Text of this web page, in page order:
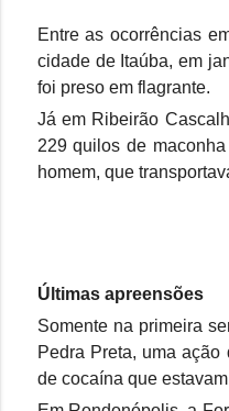
Entre as ocorrências
cidade de Itaúba, em
foi preso em flagrante.
Já em Ribeirão
229 quilos de
homem, que
Últimas apreensões
Somente na primeira
Pedra Preta, uma
de cocaína que